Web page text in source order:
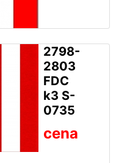
2798-
2803
FDC
k3 S-
0735
cena